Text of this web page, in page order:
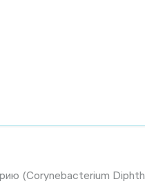
(Corynebacterium